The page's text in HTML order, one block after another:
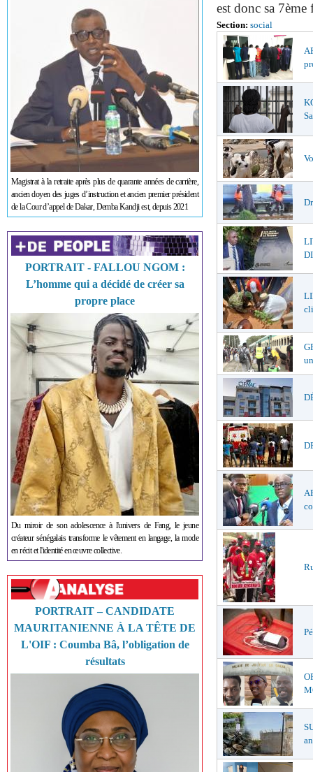
Magistrat à la retraite après plus de quarante années de carrière,
ancien doyen des juges d’instruction et ancien premier président
de la Cour d’appel de Dakar, Demba Kandji est, depuis 2021
PORTRAIT - FALLOU NGOM :
L’homme qui a décidé de créer sa
propre place
Du miroir de son adolescence à l'univers de Fang, le jeune
créateur sénégalais transforme le vêtement en langage, la mode
en récit et l'identité en œuvre collective.
PORTRAIT – CANDIDATE
MAURITANIENNE À LA TÊTE DE
L'OIF : Coumba Bâ, l’obligation de
résultats
est donc sa
Section: social